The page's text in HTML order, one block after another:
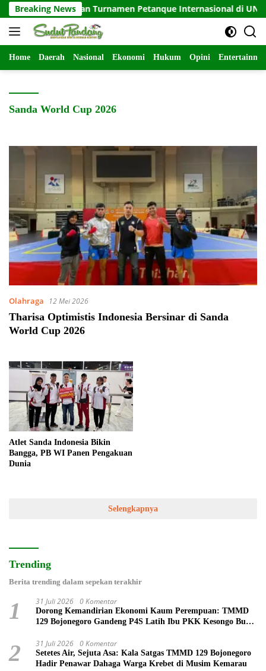
Langsung
ke
konten
Breaking News
Resmikan Turnamen Petanque Internasional di UNDIKMA
Home Daerah Nasional Ekonomi Hukum Opini
Sanda World Cup 2026
Olahraga 12 Mei 2026
Tharisa Optimistis Indonesia Bersinar di Sanda
World Cup 2026
Atlet Sanda Indonesia Bikin
Bangga, PB WI Panen Pengakuan
Dunia
Selengkapnya
Trending
Berita trending dalam sepekan terakhir
1 31 Juli 2026 0 Komentar
Dorong Kemandirian Ekonomi Kaum Perempuan: TMMD
129 Bojonegoro Gandeng P4S Latih Ibu PKK Kesongo Buat
2 31 Juli 2026 0 Komentar
Setetes Air, Sejuta Asa: Kala Satgas TMMD 129 Bojonegoro
Hadir Penawar Dahaga Warga Krebet di Musim Kemarau